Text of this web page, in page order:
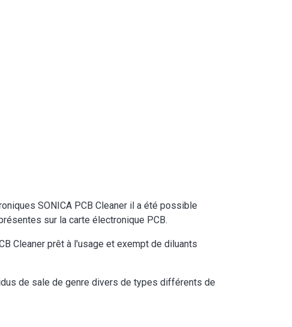
SONICA PCB Cleaner il a été possible
sur la carte électronique PCB.
Cleaner prêt à l'usage et exempt de diluants
de sale de genre divers de types différents de